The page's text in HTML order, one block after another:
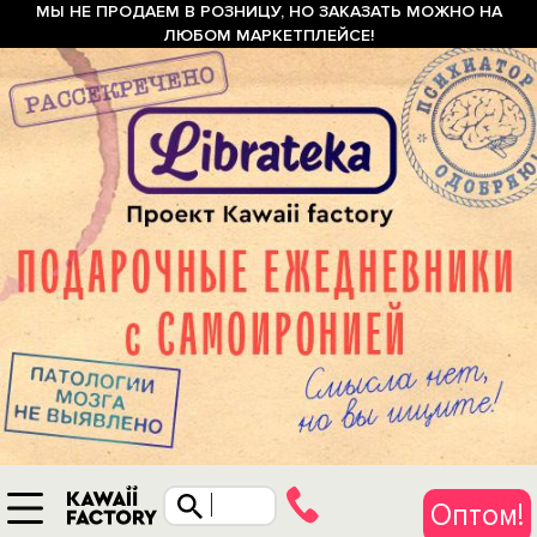
МЫ НЕ ПРОДАЕМ В РОЗНИЦУ, НО ЗАКАЗАТЬ МОЖНО НА
ЛЮБОМ МАРКЕТПЛЕЙСЕ!
Оптом!